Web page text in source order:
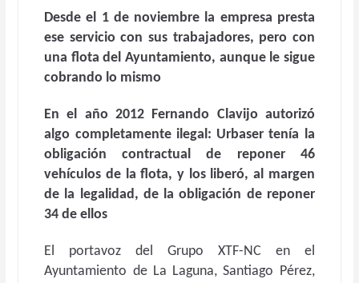
Desde el 1 de noviembre la empresa presta
ese servicio con sus trabajadores, pero con
una flota del Ayuntamiento, aunque le sigue
cobrando lo mismo
En el año 2012 Fernando Clavijo autorizó
algo completamente ilegal: Urbaser tenía la
obligación contractual de reponer 46
vehículos de la flota, y los liberó, al margen
de la legalidad, de la obligación de reponer
34 de ellos
El portavoz del Grupo XTF-NC en el
Ayuntamiento de La Laguna, Santiago Pérez,